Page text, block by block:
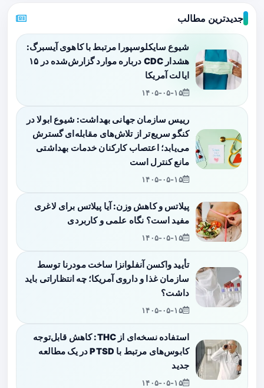
جدیدترین مطالب
شیوع سایکلوسپورا مرتبط با کاهوی آیسبرگ:
هشدار CDC درباره موارد گزارش‌شده در ۱۵
ایالت آمریکا
۱۴۰۵-۰۵-۱۵
رییس سازمان جهانی بهداشت: شیوع ابولا در
کنگو سریع‌تر از تلاش‌های مقابله‌ای گسترش
می‌یابد؛ اعتصاب کارکنان خدمات بهداشتی
مانع کنترل است
۱۴۰۵-۰۵-۱۵
پیلاتس و کاهش وزن: آیا پیلاتس برای لاغری
مفید است؟ نگاه علمی و کاربردی
۱۴۰۵-۰۵-۱۵
تأیید واکسن آنفلوانزا ساخت مودرنا توسط
سازمان غذا و داروی آمریکا؛ چه انتظاراتی باید
داشت؟
۱۴۰۵-۰۵-۱۵
استفاده نسخه‌ای از THC: کاهش قابل‌توجه
کابوس‌های مرتبط با PTSD در یک مطالعه
جدید
۱۴۰۵-۰۵-۱۵